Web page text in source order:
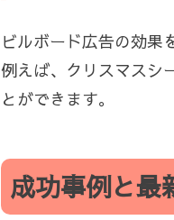
ビルボード広告の効果
例えば、クリスマスシ
とができます。
成功事例と最